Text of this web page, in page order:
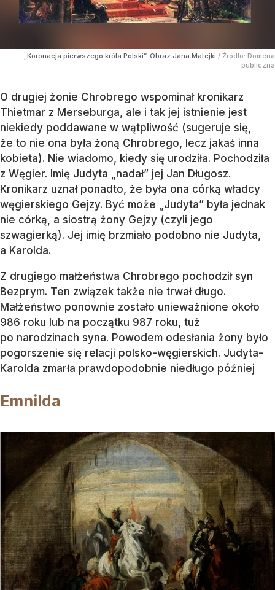
„Koronacja pierwszego króla Polski”. Obraz Jana Matejki / Źródło: Domena
publiczna
O drugiej żonie Chrobrego wspominał kronikarz
Thietmar z Merseburga, ale i tak jej istnienie jest
niekiedy poddawane w wątpliwość (sugeruje się,
że to nie ona była żoną Chrobrego, lecz jakaś inna
kobieta). Nie wiadomo, kiedy się urodziła. Pochodziła
z Węgier. Imię Judyta „nadał” jej Jan Długosz.
Kronikarz uznał ponadto, że była ona córką władcy
węgierskiego Gejzy. Być może „Judyta” była jednak
nie córką, a siostrą żony Gejzy (czyli jego
szwagierką). Jej imię brzmiało podobno nie Judyta,
a Karolda.
Z drugiego małżeństwa Chrobrego pochodził syn
Bezprym. Ten związek także nie trwał długo.
Małżeństwo ponownie zostało unieważnione około
986 roku lub na początku 987 roku, tuż
po narodzinach syna. Powodem odesłania żony było
pogorszenie się relacji polsko-węgierskich. Judyta-
Karolda zmarła prawdopodobnie niedługo później
Emnilda